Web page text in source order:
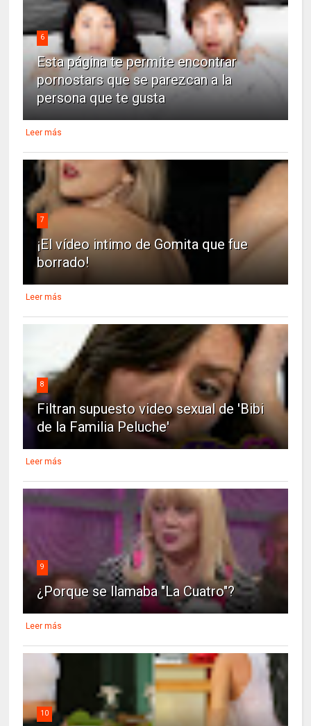
6
Esta página te permite encontrar
pornostars que se parezcan a la
persona que te gusta
Leer más
7
¡El vídeo intimo de Gomita que fue
borrado!
Leer más
8
Filtran supuesto video sexual de 'Bibi
de la Familia Peluche'
Leer más
9
¿Porque se llamaba "La Cuatro"?
Leer más
10